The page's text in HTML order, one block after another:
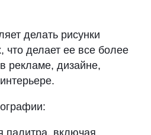
делать рисунки
что делает ее все более
рекламе, дизайне,
палитра, включая